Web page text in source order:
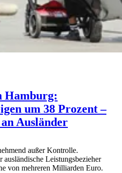
Hamburg:
um 38 Prozent –
Ausländer
außer Kontrolle.
ausländische Leistungsbezieher
von mehreren Milliarden Euro.